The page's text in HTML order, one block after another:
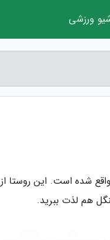
در شهرستان تالش و در 143 کیلومتری رشت واقع شده است. این روستا از
هم لذت ببرید.
ورزشی